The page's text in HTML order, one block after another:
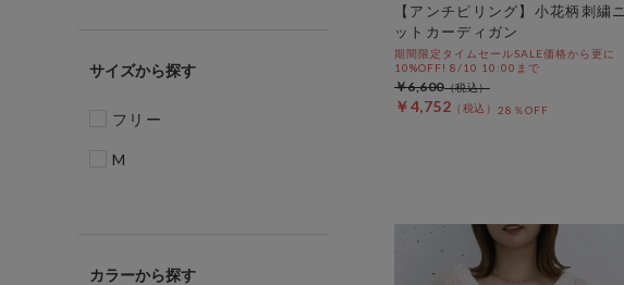
サイズ
フリー
M
カラー
【アンチピリング】小花柄刺繍ニ
ットカーディガン
期間限定タイムセールSALE価格から更に
10%OFF! 8/10 10:00まで
￥4,752 28％OFF
￥6,600